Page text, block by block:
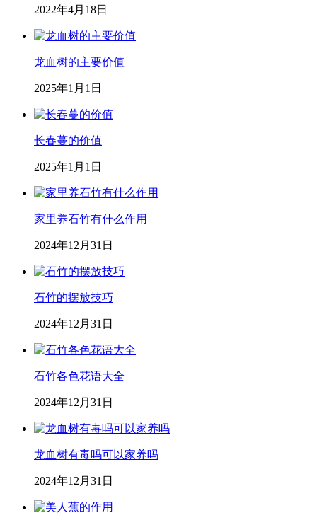
2022年4月18日
龙血树的主要价值
2025年1月1日
长春蔓的价值
2025年1月1日
家里养石竹有什么作用
2024年12月31日
石竹的摆放技巧
2024年12月31日
石竹各色花语大全
2024年12月31日
龙血树有毒吗可以家养吗
2024年12月31日